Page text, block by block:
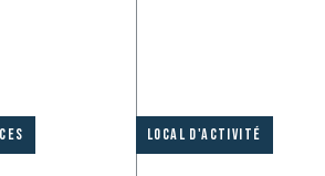
Local d'activité